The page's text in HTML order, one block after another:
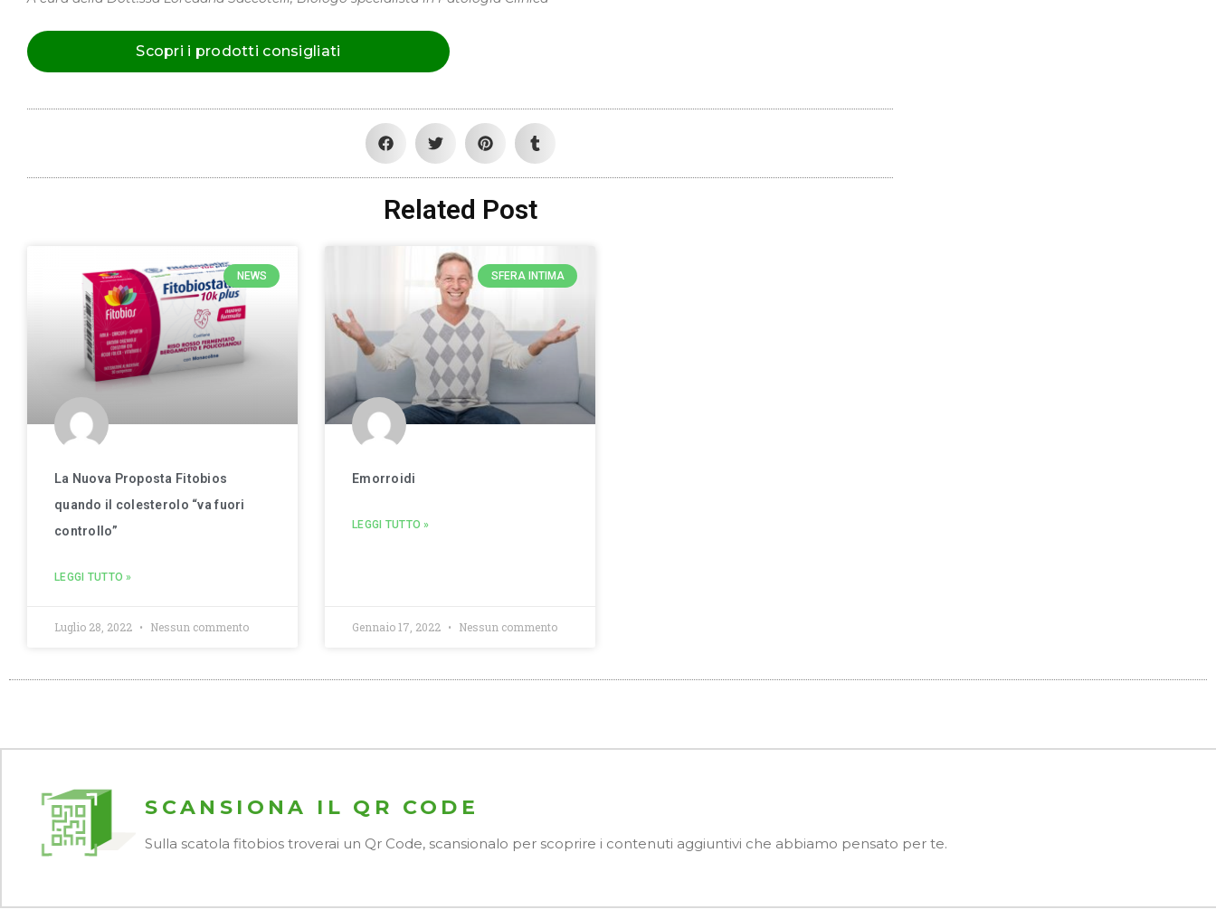
Scopri i prodotti consigliati
Related Post
NEWS
La Nuova Proposta Fitobios
quando il colesterolo “va fuori
controllo”
LEGGI TUTTO »
Luglio 28, 2022 Nessun commento
SFERA INTIMA
Emorroidi
LEGGI TUTTO »
Gennaio 17, 2022 Nessun commento
SCANSIONA IL QR CODE
Sulla scatola fitobios troverai un Qr Code, scansionalo per scoprire i contenuti aggiuntivi che abbiamo pensato per te.